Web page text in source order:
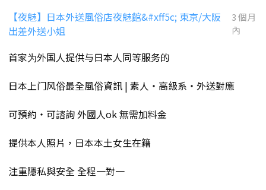
【夜魅】日本外送風俗店夜魅館&#xff5c; 東京/大阪
出差外送小姐
3 個月
內
首家为外国人提供与日本人同等服务的
日本上门风俗最全風俗資訊 | 素人・高級系・外送對應
可預約・可諮詢 外國人ok 無需加料金
提供本人照片，日本本土女生在籍
注重隱私與安全 全程一對一